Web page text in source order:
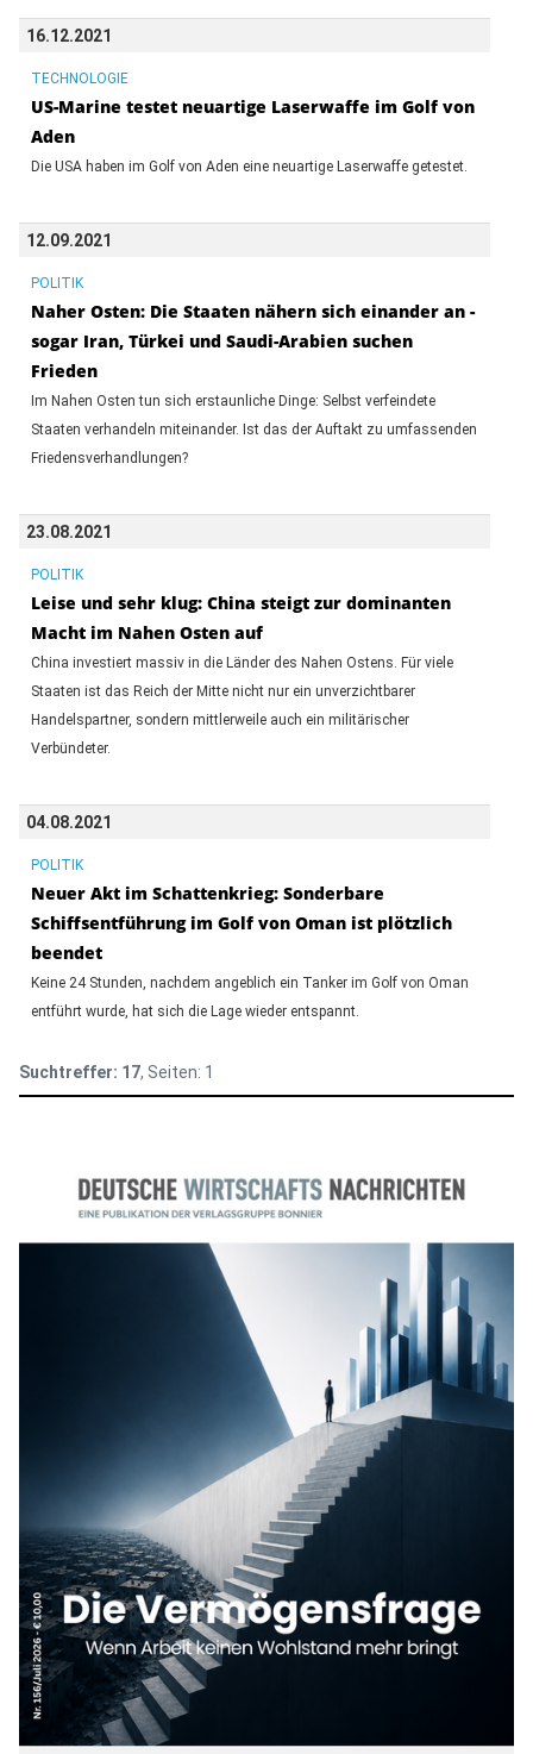
16.12.2021
TECHNOLOGIE
US-Marine testet neuartige Laserwaffe im Golf von
Aden
Die USA haben im Golf von Aden eine neuartige Laserwaffe getestet.
12.09.2021
POLITIK
Naher Osten: Die Staaten nähern sich einander an -
sogar Iran, Türkei und Saudi-Arabien suchen
Frieden
Im Nahen Osten tun sich erstaunliche Dinge: Selbst verfeindete
Staaten verhandeln miteinander. Ist das der Auftakt zu umfassenden
Friedensverhandlungen?
23.08.2021
POLITIK
Leise und sehr klug: China steigt zur dominanten
Macht im Nahen Osten auf
China investiert massiv in die Länder des Nahen Ostens. Für viele
Staaten ist das Reich der Mitte nicht nur ein unverzichtbarer
Handelspartner, sondern mittlerweile auch ein militärischer
Verbündeter.
04.08.2021
POLITIK
Neuer Akt im Schattenkrieg: Sonderbare
Schiffsentführung im Golf von Oman ist plötzlich
beendet
Keine 24 Stunden, nachdem angeblich ein Tanker im Golf von Oman
entführt wurde, hat sich die Lage wieder entspannt.
Suchtreffer: 17, Seiten: 1